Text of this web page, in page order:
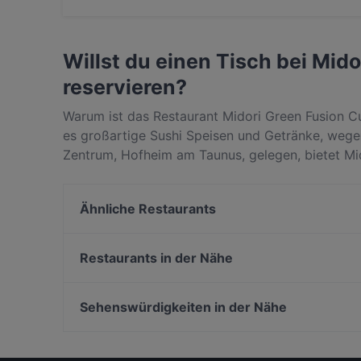
Willst du einen Tisch bei
reservieren?
Warum ist das Restaurant Midori Green Fusion
es großartige Sushi Speisen und Getränke,
Zentrum, Hofheim am Taunus, gelegen, bietet
Restaurantbesuch!
Ähnliche Restaurants
Restaurant Momo
Das Goldstein by Gollner's
Restaurants in der Nähe
heimat
Sehenswürdigkeiten in der Nähe